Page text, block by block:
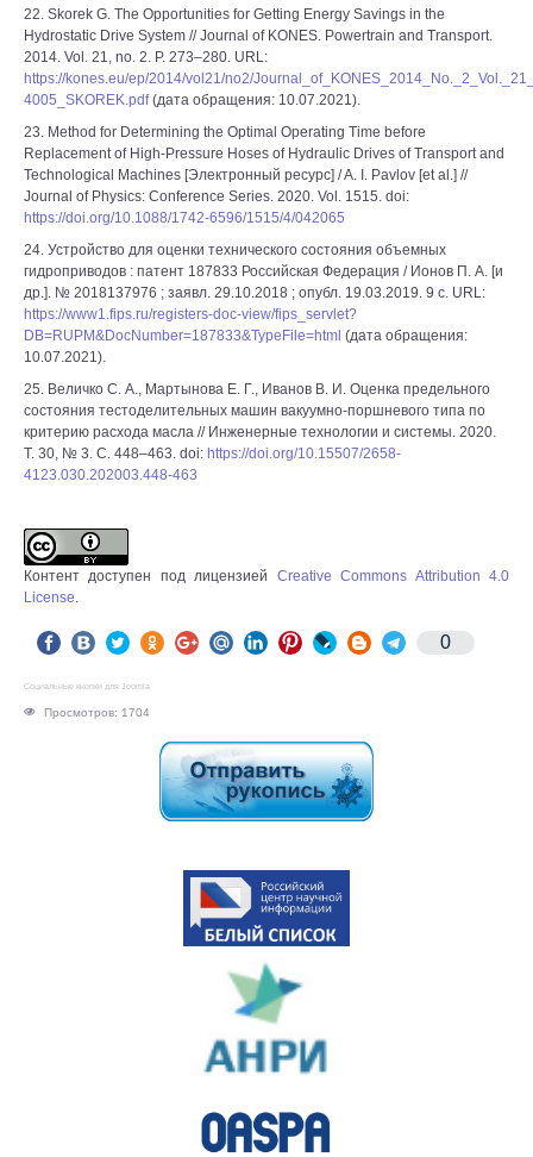
22. Skorek G. The Opportunities for Getting Energy Savings in the
Hydrostatic Drive System // Journal of KONES. Powertrain and Transport.
2014. Vol. 21, no. 2. P. 273–280. URL:
https://kones.eu/ep/2014/vol21/no2/
4005_SKOREK.pdf(дата обращения: 10.07.2021).
23. Method for Determining the Optimal Operating Time before
Replacement of High-Pressure Hoses of Hydraulic Drives of Transport and
Technological Machines [Электронный ресурс] / A. I. Pavlov [et al.] //
Journal of Physics: Conference Series. 2020. Vol. 1515. doi:
https://doi.org/10.1088/1742-6596/1515/4/042065
24. Устройство для оценки технического состояния объемных
гидроприводов : патент 187833 Российская Федерация / Ионов П. А. [и
др.]. № 2018137976 ; заявл. 29.10.2018 ; опубл. 19.03.2019. 9 с. URL:
https://www1.fips.ru/registers-doc-view/fips_servlet?
DB=RUPM&DocNumber=187833&TypeFile=html (дата обращения:
10.07.2021).
25. Величко С. А., Мартынова Е. Г., Иванов В. И. Оценка предельного
состояния тестоделительных машин вакуумно-поршневого типа по
критерию расхода масла // Инженерные технологии и системы. 2020.
Т. 30, № 3. С. 448–463. doi: https://doi.org/10.15507/2658-
4123.030.202003.448-463
Контент доступен под лицензией Creative Commons Attribution 4.0
License.
0
Социальные кнопки для Joomla
Просмотров: 1704